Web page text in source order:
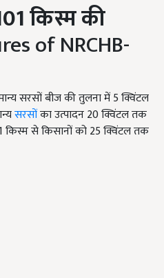
किस्म की
of NRCHB-
सरसों बीज की तुलना में 5क्विंटल
सरसोंका उत्पादन20क्विंटल तक
किस्म से किसानों को25क्विंटल तक